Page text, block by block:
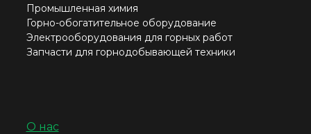
Промышленная химия
Горно-обогатительное оборудование
Электрооборудования для горных работ
Запчасти для горнодобывающей техники
О нас